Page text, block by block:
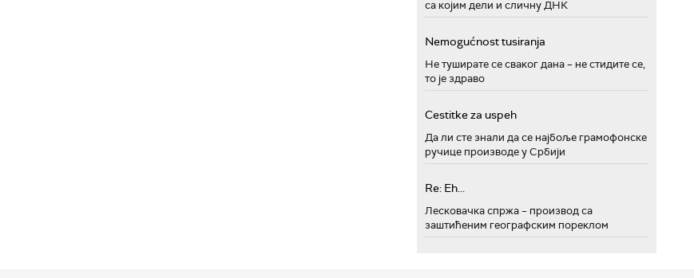
са којим дели и сличну ДНК
Nemogućnost tusiranja
Не туширате се сваког дана – не стидите се,
то је здраво
Cestitke za uspeh
Да ли сте знали да се најбоље грамофонске
ручице производе у Србији
Re: Eh...
Лесковачка спржа – производ са
заштићеним географским пореклом